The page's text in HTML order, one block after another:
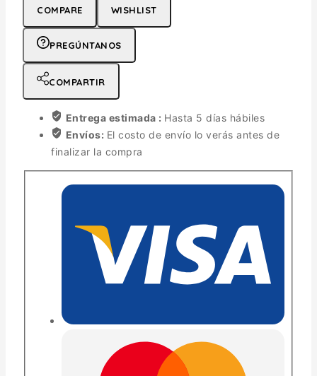
COMPARE WISHLIST
PREGÚNTANOS
COMPARTIR
Entrega estimada : Hasta 5 días hábiles
Envíos: El costo de envío lo verás antes de
finalizar la compra